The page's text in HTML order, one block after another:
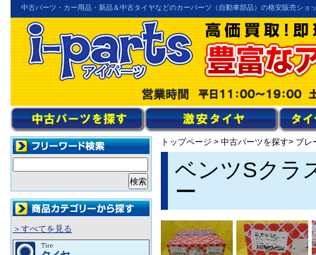
中古パーツ・カー用品・新品＆中古タイヤなどのカーパーツ（自動車部品）の格安販売ショ
トップページ > 中古パーツを探す> ブレ
ベンツSクラ
ー
＞すべてを見る